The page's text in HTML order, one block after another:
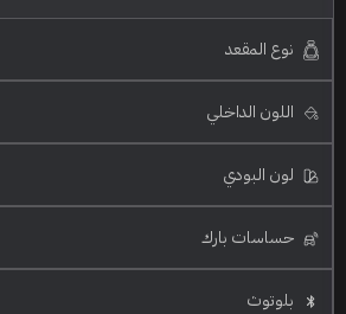
نوع المقعد
اللون الداخلي
لون البودي
حساسات بارك
بلوتوث